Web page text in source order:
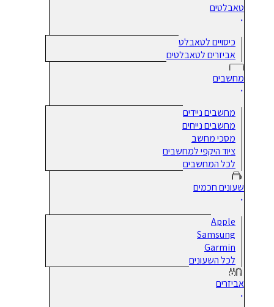
טאבלטים
כיסויים לטאבלט
אביזרים לטאבלטים
מחשבים
מחשבים ניידים
מחשבים נייחים
מסכי מחשב
ציוד היקפי למחשבים
לכל המחשבים
שעונים חכמים
Apple
Samsung
Garmin
לכל השעונים
אביזרים